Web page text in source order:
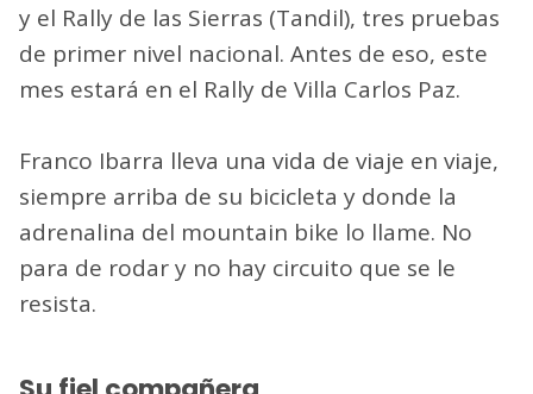
y el Rally de las Sierras (Tandil), tres pruebas
de primer nivel nacional. Antes de eso, este
mes estará en el Rally de Villa Carlos Paz.
Franco Ibarra lleva una vida de viaje en viaje,
siempre arriba de su bicicleta y donde la
adrenalina del mountain bike lo llame. No
para de rodar y no hay circuito que se le
resista.